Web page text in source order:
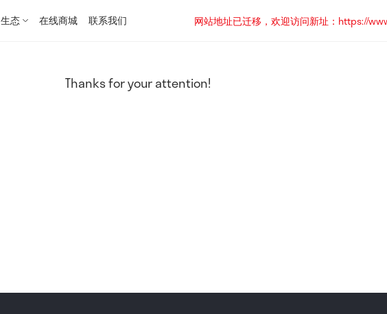
生态 在线商城 联系我们
网站地址已迁移，欢迎访问新址：https://
Thanks for your attention!